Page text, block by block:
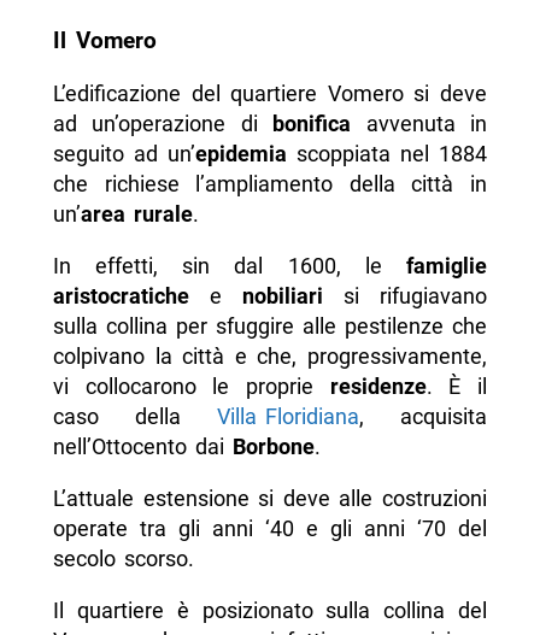
Il Vomero
L’edificazione del quartiere Vomero si deve
ad un’operazione di bonifica avvenuta in
seguito ad un’epidemia scoppiata nel 1884
che richiese l’ampliamento della città in
un’area rurale.
In effetti, sin dal 1600, le famiglie
aristocratichee nobiliari si rifugiavano
sulla collina per sfuggire alle pestilenze che
colpivano la città e che, progressivamente,
vi collocarono le proprie residenze. È il
caso dellaVilla Floridiana, acquisita
nell’Ottocento dai Borbone.
L’attuale estensione si deve alle costruzioni
operate tra gli anni ‘40 e gli anni ‘70 del
secolo scorso.
Il quartiere è posizionato sulla collina del